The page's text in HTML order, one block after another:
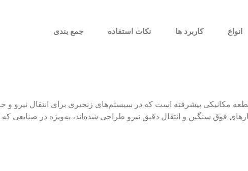
انواع کاربرد ها نکات استفاده جمع بندی
مکانیکی پیشرفته است که در سیستم‌های زنجیری برای انتقال نیرو
فوق سنگین و انتقال دقیق نیرو طراحی شده‌اند، به‌ویژه در صنایعی که